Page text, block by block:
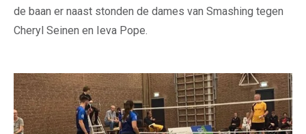
de baan er naast stonden de dames van Smashing tegen
Cheryl Seinen en Ieva Pope.